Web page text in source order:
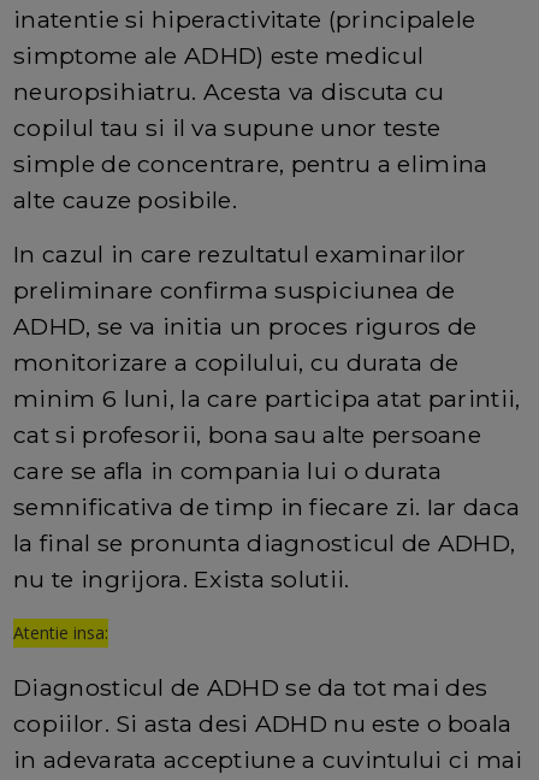
inatentie si hiperactivitate (principalele
simptome ale ADHD) este medicul
neuropsihiatru. Acesta va discuta cu
copilul tau si il va supune unor teste
simple de concentrare, pentru a elimina
alte cauze posibile.
In cazul in care rezultatul examinarilor
preliminare confirma suspiciunea de
ADHD, se va initia un proces riguros de
monitorizare a copilului, cu durata de
minim 6 luni, la care participa atat parintii,
cat si profesorii, bona sau alte persoane
care se afla in compania lui o durata
semnificativa de timp in fiecare zi. Iar daca
la final se pronunta diagnosticul de ADHD,
nu te ingrijora. Exista solutii.
Atentie insa:
Diagnosticul de ADHD se da tot mai des
copiilor. Si asta desi ADHD nu este o boala
in adevarata acceptiune a cuvintului ci mai